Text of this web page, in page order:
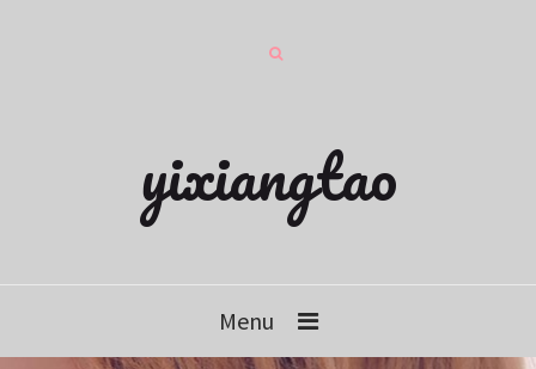
yixiangtao
Menu